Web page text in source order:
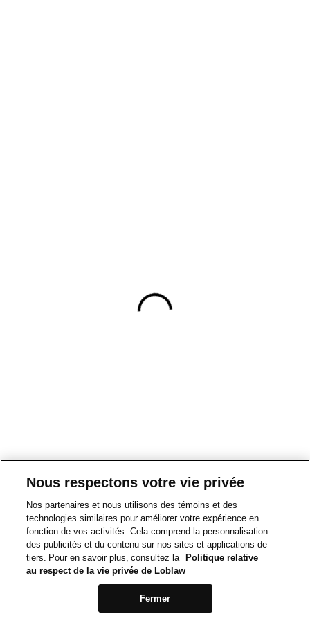
Nous respectons votre vie privée
Nos partenaires et nous utilisons des témoins et des
technologies similaires pour améliorer votre expérience en
fonction de vos activités. Cela comprend la personnalisation
des publicités et du contenu sur nos sites et applications de
tiers. Pour en savoir plus, consultez la
Politique relative
au respect de la vie privée de Loblaw
Fermer